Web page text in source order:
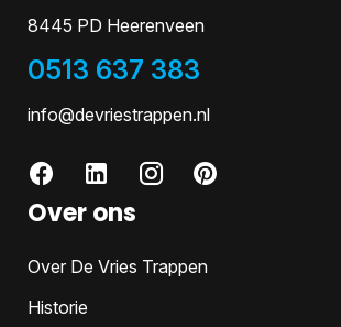
Over ons
Over De Vries Trappen
Historie
8445 PD Heerenveen
0513 637 383
info@devriestrappen.nl